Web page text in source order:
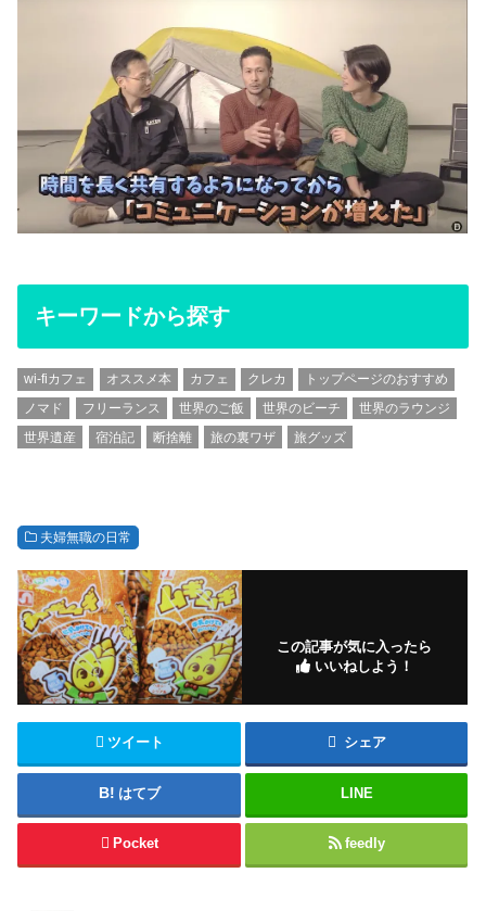
キーワードから探す
wi-fiカフェ オススメ本 カフェ クレカ
トップページのおすすめ
ノマド
フリーランス 世界のご飯 世界のビーチ
世界のラウンジ
世界遺産
宿泊記 断捨離 旅の裏ワザ 旅グッズ
夫婦無職の日常
この記事が気に入ったら
いいねしよう！
ツイート シェア
はてブ LINE
Pocket feedly